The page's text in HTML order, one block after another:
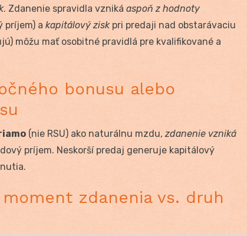
. Zdanenie spravidla vzniká aspoň z hodnoty
príjem) a kapitálový ziskpri predaji nad obstarávaciu
môžu mať osobitné pravidlá pre kvalifikované a
bonusu alebo
(nie RSU) ako naturálnu mzdu, zdanenie vzniká
príjem. Neskorší predaj generuje kapitálový
zdanenia vs. druh